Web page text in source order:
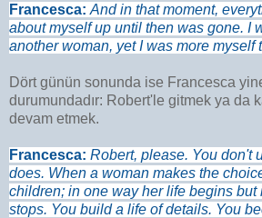
Francesca: And in that moment,
about myself up until then was gone. I
another woman, yet I was more myself
Dört günün sonunda ise Francesca
durumundadır: Robert'le gitmek ya da
devam etmek.
Francesca: Robert, please. You don't
does. When a woman makes the
children; in one way her life begins but
stops. You build a life of details. You